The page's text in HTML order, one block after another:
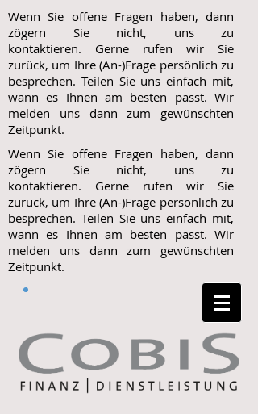
Wenn Sie offene Fragen haben, dann
zögern Sie nicht, uns zu
kontaktieren. Gerne rufen wir Sie
zurück, um Ihre (An-)Frage persönlich zu
besprechen. Teilen Sie uns einfach mit,
wann es Ihnen am besten passt. Wir
melden uns dann zum gewünschten
Zeitpunkt.
Wenn Sie offene Fragen haben, dann
zögern Sie nicht, uns zu
kontaktieren. Gerne rufen wir Sie
zurück, um Ihre (An-)Frage persönlich zu
besprechen. Teilen Sie uns einfach mit,
wann es Ihnen am besten passt. Wir
melden uns dann zum gewünschten
Zeitpunkt.